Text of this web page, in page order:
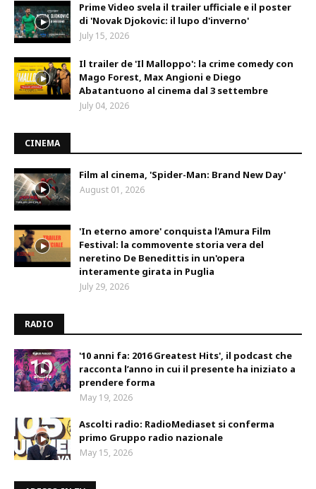
Prime Video svela il trailer ufficiale e il poster
di 'Novak Djokovic: il lupo d'inverno'
July 15, 2026
Il trailer de 'Il Malloppo': la crime comedy con
Mago Forest, Max Angioni e Diego
Abatantuono al cinema dal 3 settembre
July 04, 2026
CINEMA
Film al cinema, 'Spider-Man: Brand New Day'
August 01, 2026
'In eterno amore' conquista l'Amura Film
Festival: la commovente storia vera del
neretino De Benedittis in un'opera
interamente girata in Puglia
July 29, 2026
RADIO
'10 anni fa: 2016 Greatest Hits', il podcast che
racconta l’anno in cui il presente ha iniziato a
prendere forma
May 19, 2026
Ascolti radio: RadioMediaset si conferma
primo Gruppo radio nazionale
May 15, 2026